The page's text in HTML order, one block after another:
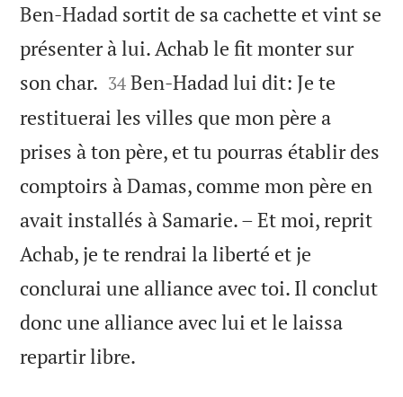
Ben-Hadad sortit de sa cachette et vint se
présenter à lui. Achab le fit monter sur
son char. 

34 Ben-Hadad lui dit: Je te
restituerai les villes que mon père a
prises à ton père, et tu pourras établir des
comptoirs à Damas, comme mon père en
avait installés à Samarie. – Et moi, reprit
Achab, je te rendrai la liberté et je
conclurai une alliance avec toi. Il conclut
donc une alliance avec lui et le laissa
repartir libre.